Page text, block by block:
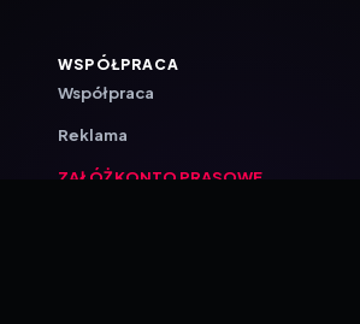
WSPÓŁPRACA
Współpraca
Reklama
ZAŁÓŻ KONTO PRASOWE